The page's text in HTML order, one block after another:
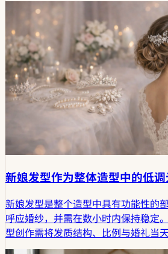
新娘发型作为整体造型中的低调
新娘发型是整个造型中具有功能性的
呼应婚纱，并需在数小时内保持稳定
型创作需将发质结构、比例与婚礼当
刻意效果，多些整体协调。